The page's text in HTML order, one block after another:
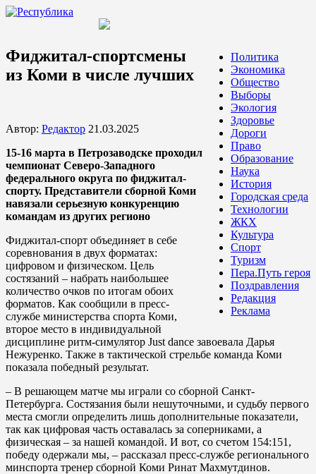
Политика
Экономика
Общество
Выборы
Экология
Здоровье
Дороги
Право
Образование
Наука
История
Городская среда
Технологии
ЖКХ
Культура
Спорт
Туризм
Пера.Путь героя
Поздравления
Редакция
Реклама
Фиджитал-спортсмены
из Коми в числе лучших
Автор: Редактор 21.03.2025
15-16 марта в Петрозаводске проходил
чемпионат Северо-Западного
федерального округа по фиджитал-
спорту. Представители сборной Коми
навязали серьезную конкуренцию
командам из других регионо
Фиджитал-спорт объединяет в себе
соревнования в двух форматах:
цифровом и физическом. Цель
состязаний – набрать наибольшее
количество очков по итогам обоих
форматов. Как сообщили в пресс-
службе министерства спорта Коми,
второе место в индивидуальной
дисциплине ритм-симулятор Just dance завоевала Дарья
Нежуренко. Также в тактической стрельбе команда Коми
показала победный результат.
– В решающем матче мы играли со сборной Санкт-
Петербурга. Состязания были нешуточными, и судьбу первого
места смогли определить лишь дополнительные показатели,
так как цифровая часть оставалась за соперниками, а
физическая – за нашей командой. И вот, со счетом 154:151,
победу одержали мы, – рассказал пресс-службе регионального
минспорта тренер сборной Коми Ринат Махмутдинов.